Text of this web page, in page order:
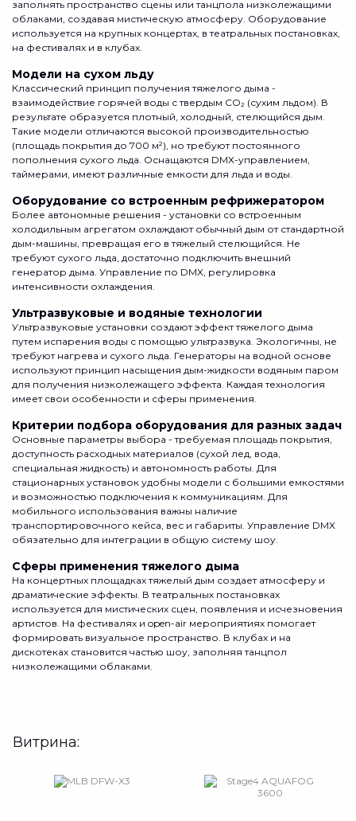
заполнять пространство сцены или танцпола низколежащими
облаками, создавая мистическую атмосферу. Оборудование
используется на крупных концертах, в театральных постановках,
на фестивалях и в клубах.
Модели на сухом льду
Классический принцип получения тяжелого дыма -
взаимодействие горячей воды с твердым CO₂ (сухим льдом). В
результате образуется плотный, холодный, стелющийся дым.
Такие модели отличаются высокой производительностью
(площадь покрытия до 700 м²), но требуют постоянного
пополнения сухого льда. Оснащаются DMX-управлением,
таймерами, имеют различные емкости для льда и воды.
Оборудование со встроенным рефрижератором
Более автономные решения - установки со встроенным
холодильным агрегатом охлаждают обычный дым от стандартной
дым-машины, превращая его в тяжелый стелющийся. Не
требуют сухого льда, достаточно подключить внешний
генератор дыма. Управление по DMX, регулировка
интенсивности охлаждения.
Ультразвуковые и водяные технологии
Ультразвуковые установки создают эффект тяжелого дыма
путем испарения воды с помощью ультразвука. Экологичны, не
требуют нагрева и сухого льда. Генераторы на водной основе
используют принцип насыщения дым-жидкости водяным паром
для получения низколежащего эффекта. Каждая технология
имеет свои особенности и сферы применения.
Критерии подбора оборудования для разных задач
Основные параметры выбора - требуемая площадь покрытия,
доступность расходных материалов (сухой лед, вода,
специальная жидкость) и автономность работы. Для
стационарных установок удобны модели с большими емкостями
и возможностью подключения к коммуникациям. Для
мобильного использования важны наличие
транспортировочного кейса, вес и габариты. Управление DMX
обязательно для интеграции в общую систему шоу.
Сферы применения тяжелого дыма
На концертных площадках тяжелый дым создает атмосферу и
драматические эффекты. В театральных постановках
используется для мистических сцен, появления и исчезновения
артистов. На фестивалях и open-air мероприятиях помогает
формировать визуальное пространство. В клубах и на
дискотеках становится частью шоу, заполняя танцпол
низколежащими облаками.
Витрина: